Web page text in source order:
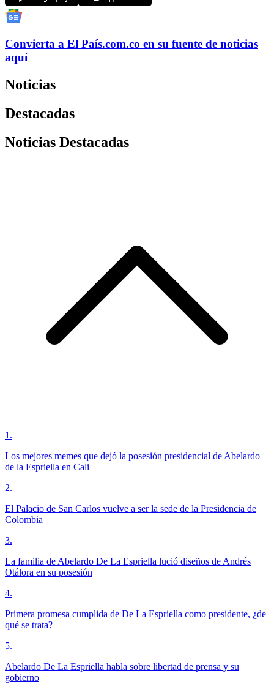
Convierta a El País.com.co en su fuente de noticias
aquí
Noticias
Destacadas
Noticias Destacadas
1 .
Los mejores memes que dejó la posesión presidencial de Abelardo
de la Espriella en Cali
2.
El Palacio de San Carlos vuelve a ser la sede de la Presidencia de
Colombia
3.
La familia de Abelardo De La Espriella lució diseños de Andrés
Otálora en su posesión
4.
Primera promesa cumplida de De La Espriella como presidente, ¿de
qué se trata?
5.
Abelardo De La Espriella habla sobre libertad de prensa y su
gobierno